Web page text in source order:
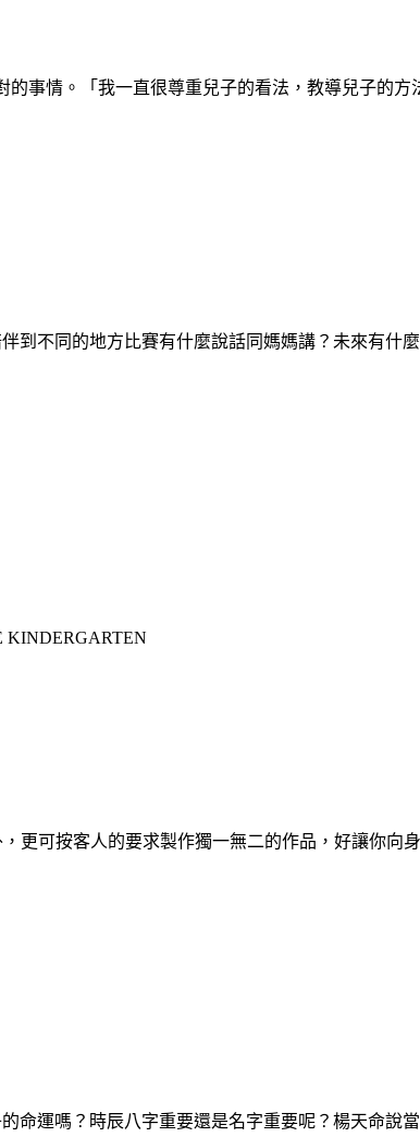
事情。「我一直很尊重兒子的看法，教導兒子的方
到不同的地方比賽有什麼說話同媽媽講？未來有什
KINDERGARTEN
更可按客人的要求製作獨一無二的作品，好讓你向
命運嗎？時辰八字重要還是名字重要呢？楊天命說